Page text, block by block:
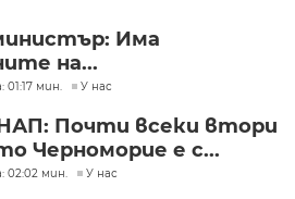
Има
на...
01:17 мин. У нас
Почти всеки втори
Черноморие е с...
02:02 мин. У нас